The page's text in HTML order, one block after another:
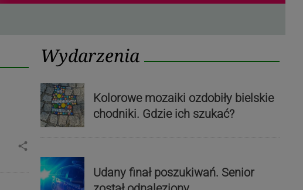
share
Wydarzenia
Kolorowe mozaiki ozdobiły bielskie
chodniki. Gdzie ich szukać?
Udany finał poszukiwań. Senior